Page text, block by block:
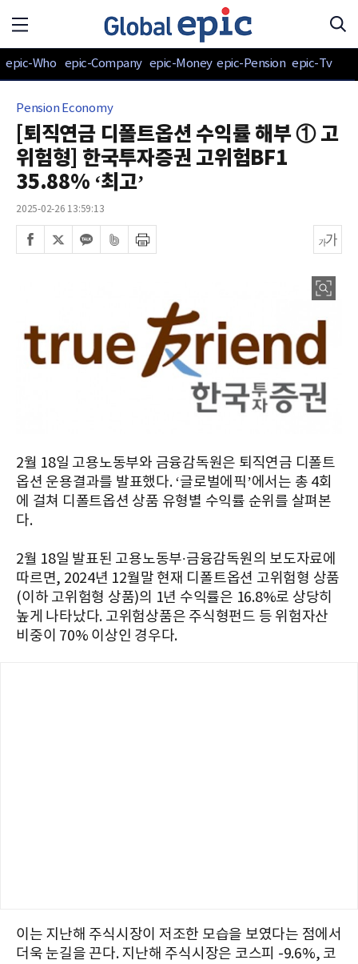
epic-Who epic-Company epic-Money epic-Pension epic-Tv
Pension Economy
[퇴직연금 디폴트옵션 수익률 해부 ① 고
위험형] 한국투자증권 고위험BF1
35.88% ‘최고’
2025-02-26 13:59:13
2월 18일 고용노동부와 금융감독원은 퇴직연금 디폴트
옵션 운용결과를 발표했다. ‘글로벌에픽’에서는 총 4회
에 걸쳐 디폴트옵션 상품 유형별 수익률 순위를 살펴본
다.
2월 18일 발표된 고용노동부∙금융감독원의 보도자료에
따르면, 2024년 12월말 현재 디폴트옵션 고위험형 상품
(이하 고위험형 상품)의 1년 수익률은 16.8%로 상당히
높게 나타났다. 고위험상품은 주식형펀드 등 위험자산
비중이 70% 이상인 경우다.
이는 지난해 주식시장이 저조한 모습을 보였다는 점에서
더욱 눈길을 끈다. 지난해 주식시장은 코스피 -9.6%, 코